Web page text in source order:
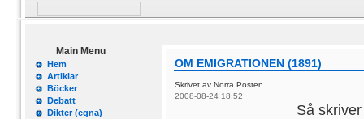
Main Menu
Hem
Artiklar
Böcker
Debatt
Dikter (egna)
OM EMIGRATIONEN (1891)
Skrivet av Norra Posten
2008-08-24 18:52
Så